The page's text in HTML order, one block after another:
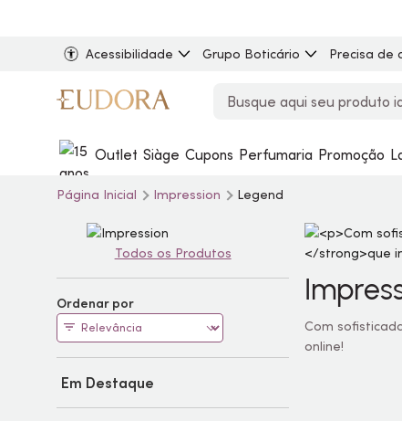
Acessibilidade Grupo Boticário Precisa de
Outlet Siàge Cupons Perfumaria Promoção
Página Inicial Impression Legend
Com
online!
Todos os Produtos
Ordenar por
Em Destaque